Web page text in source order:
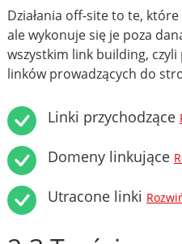
Działania off-site to te,
ale wykonuje się je poza
wszystkim link building,
linków prowadzących do
Linki przychodzące
Domeny linkujące
Utracone linki